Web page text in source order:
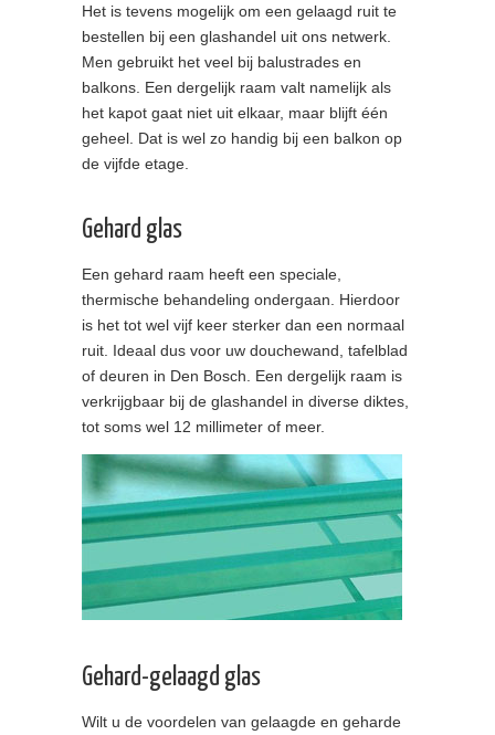
Het is tevens mogelijk om een gelaagd ruit te
bestellen bij een glashandel uit ons netwerk.
Men gebruikt het veel bij balustrades en
balkons. Een dergelijk raam valt namelijk als
het kapot gaat niet uit elkaar, maar blijft één
geheel. Dat is wel zo handig bij een balkon op
de vijfde etage.
Gehard glas
Een gehard raam heeft een speciale,
thermische behandeling ondergaan. Hierdoor
is het tot wel vijf keer sterker dan een normaal
ruit. Ideaal dus voor uw douchewand, tafelblad
of deuren in Den Bosch. Een dergelijk raam is
verkrijgbaar bij de glashandel in diverse diktes,
tot soms wel 12 millimeter of meer.
Gehard-gelaagd glas
Wilt u de voordelen van gelaagde en geharde